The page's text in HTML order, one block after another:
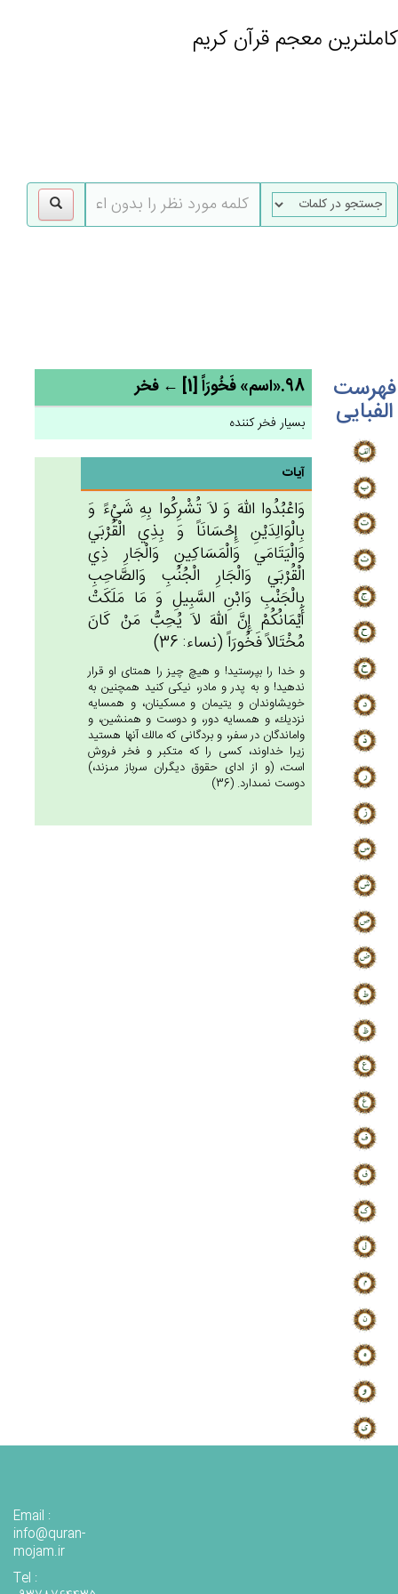
کاملترین معجم قرآن کریم
فهرست
الفبایی
98.«اسم» فَخُورَاً [1] ← فخر
بسیار فخر کننده
آیات
وَاعْبُدُوا الله‌َ وَ لاَ تُشْرِكُوا بِه‌ِ شَيْءً وَ
بِالْوَالِدَيْن‌ِ إِحْسَانَاً وَ بِذِي‌ الْقُرْبَي‌
وَالْيَتَامَي‌ وَالْمَسَاكِين‌ِ وَالْجَارِ ذِي‌
الْقُرْبَي‌ وَالْجَارِ الْجُنُب‌ِ وَالصَّاحِب‌ِ
بِالْجَنْب‌ِ وَابْن‌ِ السَّبِيل‌ِ وَ مَا مَلَكَت‌ْ
أَيْمَانُكُم‌ْ إِن‌َّ الله‌َ لاَ يُحِب‌ُّ مَنْ‌ كَان‌َ
مُخْتَالاً فَخُورَاً (نساء: 36)
و خدا را بپرستيد! و هيچ چيز را همتاى او قرار
ندهيد! و به پدر و مادر، نيكى كنيد همچنين به
خويشاوندان و يتيمان و مسكينان، و همسايه
نزديك، و همسايه دور، و دوست و همنشين، و
واماندگان در سفر، و بردگانى كه مالك آنها هستيد
زيرا خداوند، كسى را كه متكبر و فخر فروش
است، (و از اداى حقوق ديگران سرباز مى‏زند،)
دوست نمى‏دارد. (36)
Email :
info@quran-
mojam.ir
Tel :